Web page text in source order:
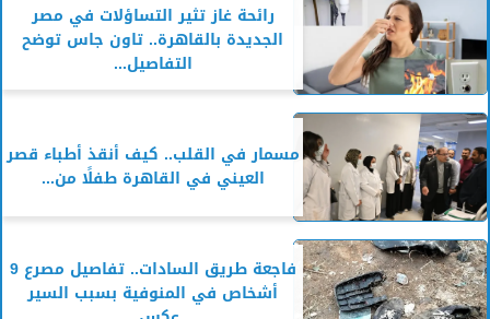
رائحة غاز تثير التساؤلات في مصر
الجديدة بالقاهرة.. تاون جاس توضح
التفاصيل...
مسمار في القلب.. كيف أنقذ أطباء قصر
العيني في القاهرة طفلًا من...
فاجعة طريق السادات.. تفاصيل مصرع 9
أشخاص في المنوفية بسبب السير